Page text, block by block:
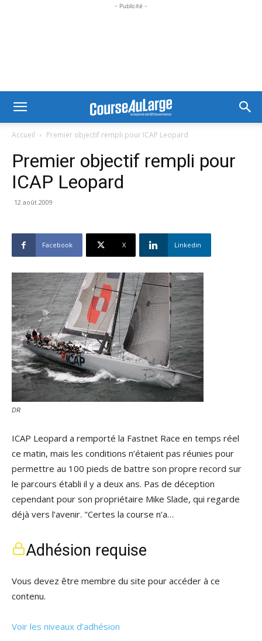
- Publicité -
Accueil Premier objectif rempli pour ICAP Leopard
Premier objectif rempli pour
ICAP Leopard
12 août 2009
Facebook X Linkedin
DR
ICAP Leopard a remporté la Fastnet Race en temps réel
ce matin, mais les conditions n’étaient pas réunies pour
permettre au 100 pieds de battre son propre record sur
le parcours établi il y a deux ans. Pas de déception
cependant pour son propriétaire Mike Slade, qui regarde
déjà vers l’avenir. "Certes la course n’a…
Adhésion requise
Vous devez être membre du site pour accéder à ce
contenu.
Voir les niveaux d’adhésion